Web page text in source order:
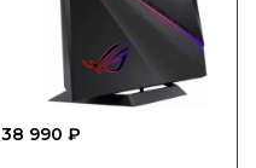
38 990 ₽